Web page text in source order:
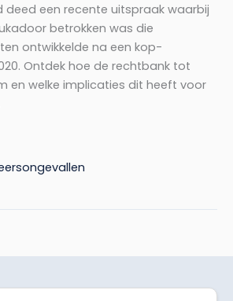
deed een recente uitspraak waarbij
betrokken was die
ontwikkelde na een kop-
Ontdek hoe de rechtbank tot
en welke implicaties dit heeft voor